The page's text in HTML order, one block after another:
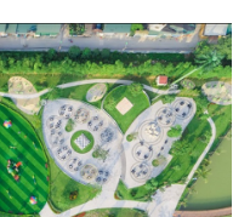
sống một chạm”
City
đoán trước hành vi